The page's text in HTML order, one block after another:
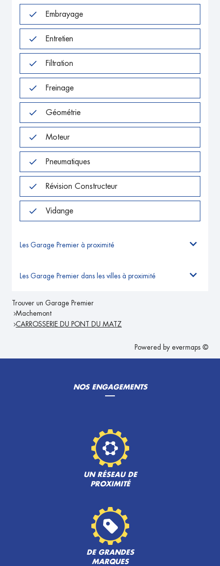
Embrayage
Entretien
Filtration
Freinage
Géométrie
Moteur
Pneumatiques
Révision Constructeur
Vidange
Les Garage Premier à proximité
Les Garage Premier dans les villes à proximité
Trouver un Garage Premier
Machemont
CARROSSERIE DU PONT DU MATZ
Powered by evermaps ©
NOS ENGAGEMENTS
UN RÉSEAU DE
PROXIMITÉ
DE GRANDES
MARQUES